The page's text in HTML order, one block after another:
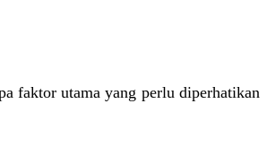
faktor utama yang perlu diperhatikan